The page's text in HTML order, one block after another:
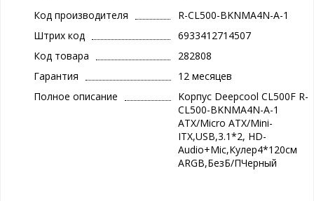
Код производителя
R-CL500-BKNMA4N-A-1
Штрих код
6933412714507
Код товара
282808
Гарантия
12 месяцев
Полное описание
Kорпус Deepcool CL500F R-
CL500-BKNMA4N-A-1
ATX/Micro ATX/Mini-
ITX,USB,3.1*2, HD-
Audio+Mic,Кулер4*120см
ARGB,БезБ/ПЧерный